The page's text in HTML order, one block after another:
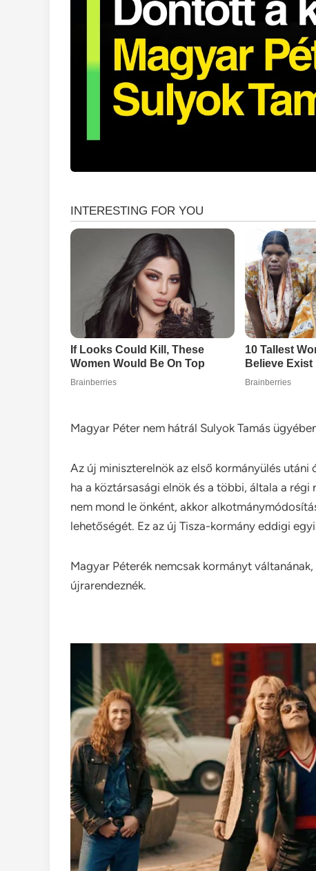
Magyar Péter nem hátrál Sulyok Tamás
Az új miniszterelnök az első kormányülés
ha a köztársasági elnök és a többi, általa a
nem mond le önként, akkor
lehetőségét. Ez az új Tisza-kormány eddigi
Magyar Péterék nemcsak kormányt
újrarendeznék.